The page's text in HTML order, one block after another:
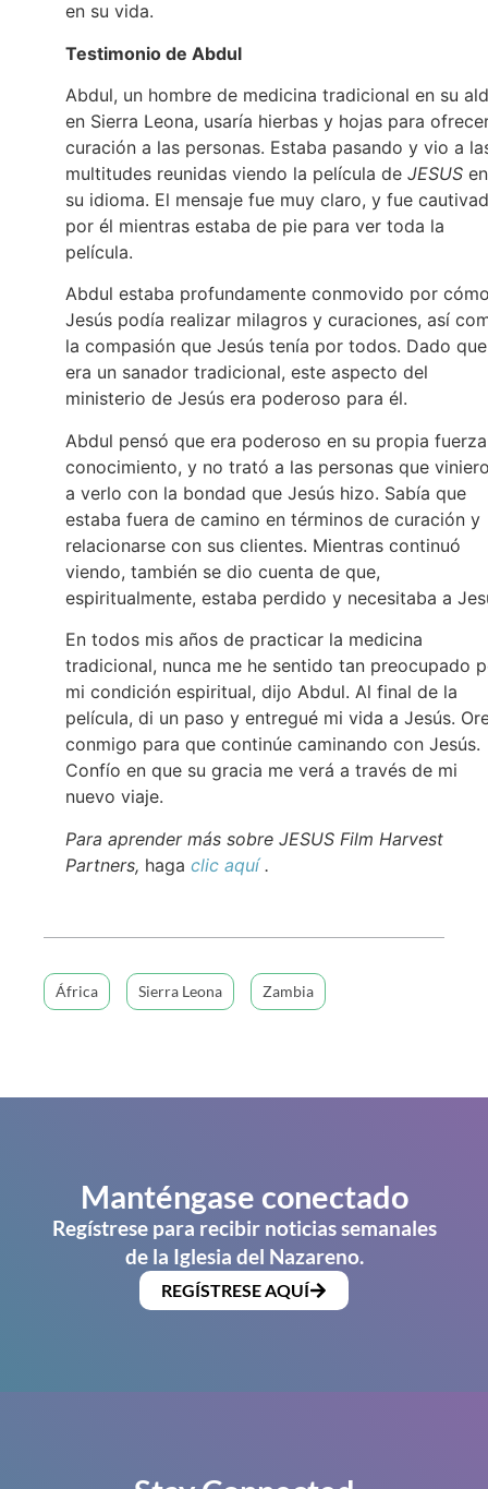
en su vida.
Testimonio de Abdul
Abdul, un hombre de medicina tradicional en su
en Sierra Leona, usaría hierbas y hojas para
curación a las personas. Estaba pasando y vio a
multitudes reunidas viendo la película de JESUS en
su idioma. El mensaje fue muy claro, y fue
por él mientras estaba de pie para ver toda la
película.
Abdul estaba profundamente conmovido por
Jesús podía realizar milagros y curaciones, así
la compasión que Jesús tenía por todos. Dado que
era un sanador tradicional, este aspecto del
ministerio de Jesús era poderoso para él.
Abdul pensó que era poderoso en su propia
conocimiento, y no trató a las personas que
a verlo con la bondad que Jesús hizo. Sabía que
estaba fuera de camino en términos de curación y
relacionarse con sus clientes. Mientras continuó
viendo, también se dio cuenta de que,
espiritualmente, estaba perdido y necesitaba a
En todos mis años de practicar la medicina
tradicional, nunca me he sentido tan preocupado
mi condición espiritual, dijo Abdul. Al final de la
película, di un paso y entregué mi vida a Jesús.
conmigo para que continúe caminando con Jesús.
Confío en que su gracia me verá a través de mi
nuevo viaje.
Para aprender más sobre JESUS Film Harvest
Partners, haga clic aquí .
África Sierra Leona Zambia
Manténgase conectado
Regístrese para recibir noticias semanales
de la Iglesia del Nazareno.
REGÍSTRESE AQUÍ